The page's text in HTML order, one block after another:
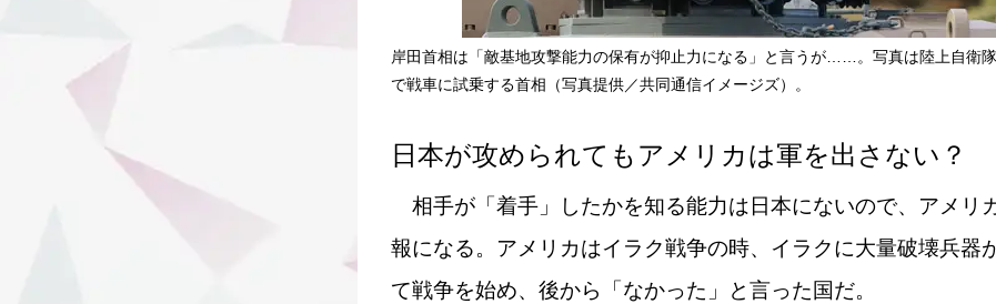
岸田首相は「敵基地攻撃能力の保有が抑止力になる」と言うが……。写真は陸上自衛
で戦車に試乗する首相（写真提供／共同通信イメージズ）。
日本が攻められてもアメリカは軍を出さない？
相手が「着手」したかを知る能力は日本にないので、アメリ
報になる。アメリカはイラク戦争の時、イラクに大量破壊兵器
て戦争を始め、後から「なかった」と言った国だ。